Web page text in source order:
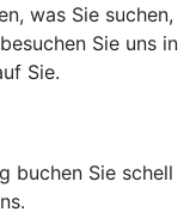
was Sie suchen,
Sie uns in
Sie.
buchen Sie schell